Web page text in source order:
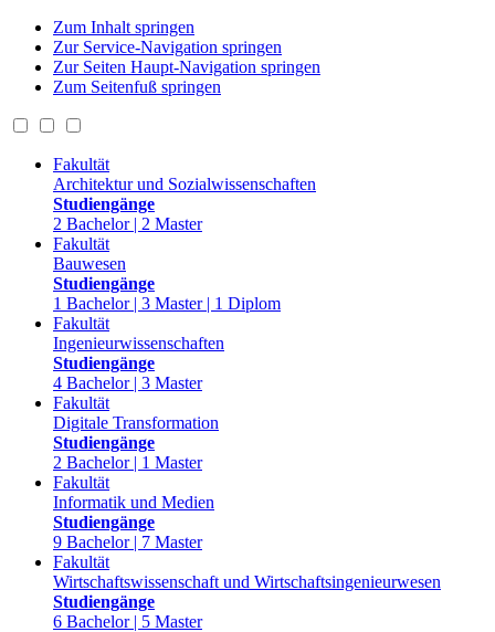
Zum Inhalt springen
Zur Service-Navigation springen
Zur Seiten Haupt-Navigation springen
Zum Seitenfuß springen
Fakultät
Architektur und Sozialwissenschaften
Studiengänge
2 Bachelor | 2 Master
Fakultät
Bauwesen
Studiengänge
1 Bachelor | 3 Master | 1 Diplom
Fakultät
Ingenieurwissenschaften
Studiengänge
4 Bachelor | 3 Master
Fakultät
Digitale Transformation
Studiengänge
2 Bachelor | 1 Master
Fakultät
Informatik und Medien
Studiengänge
9 Bachelor | 7 Master
Fakultät
Wirtschaftswissenschaft und Wirtschaftsingenieurwesen
Studiengänge
6 Bachelor | 5 Master